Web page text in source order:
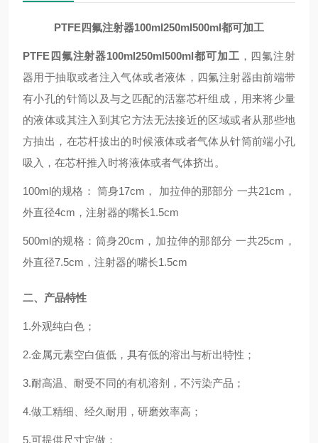
PTFE四氟注射器100ml250ml500ml都可加工
PTFE四氟注射器100ml250ml500ml都可加工 ，四氟注射
器用于抽取或者注入气体或者液体，四氟注射器由前端带
有小孔的针筒以及与之匹配的活塞芯杆组成，用来将少量
的液体或其注入到其它方法无法接近的区域或者从那些地
方抽出，在芯杆拔出的时候液体或者气体从针筒前端小孔
吸入，在芯杆推入时将液体或者气体挤出。
100ml的规格： 筒身17cm， 加拉伸的那部分 一共21cm，
外直径4cm，注射器的嘴长1.5cm
500ml的规格：筒身20cm，加拉伸的那部分 一共25cm，
外直径7.5cm，注射器的嘴长1.5cm
二、产品特性
1.外观纯白色 ；
2.金属元素空白值低，具有低的溶出与析出特性；
3.耐高温、耐受不同的有机溶剂 ， 不污染产品；
4.做工精细、经久耐用，研磨效率高；
5.可提供尺寸定做；